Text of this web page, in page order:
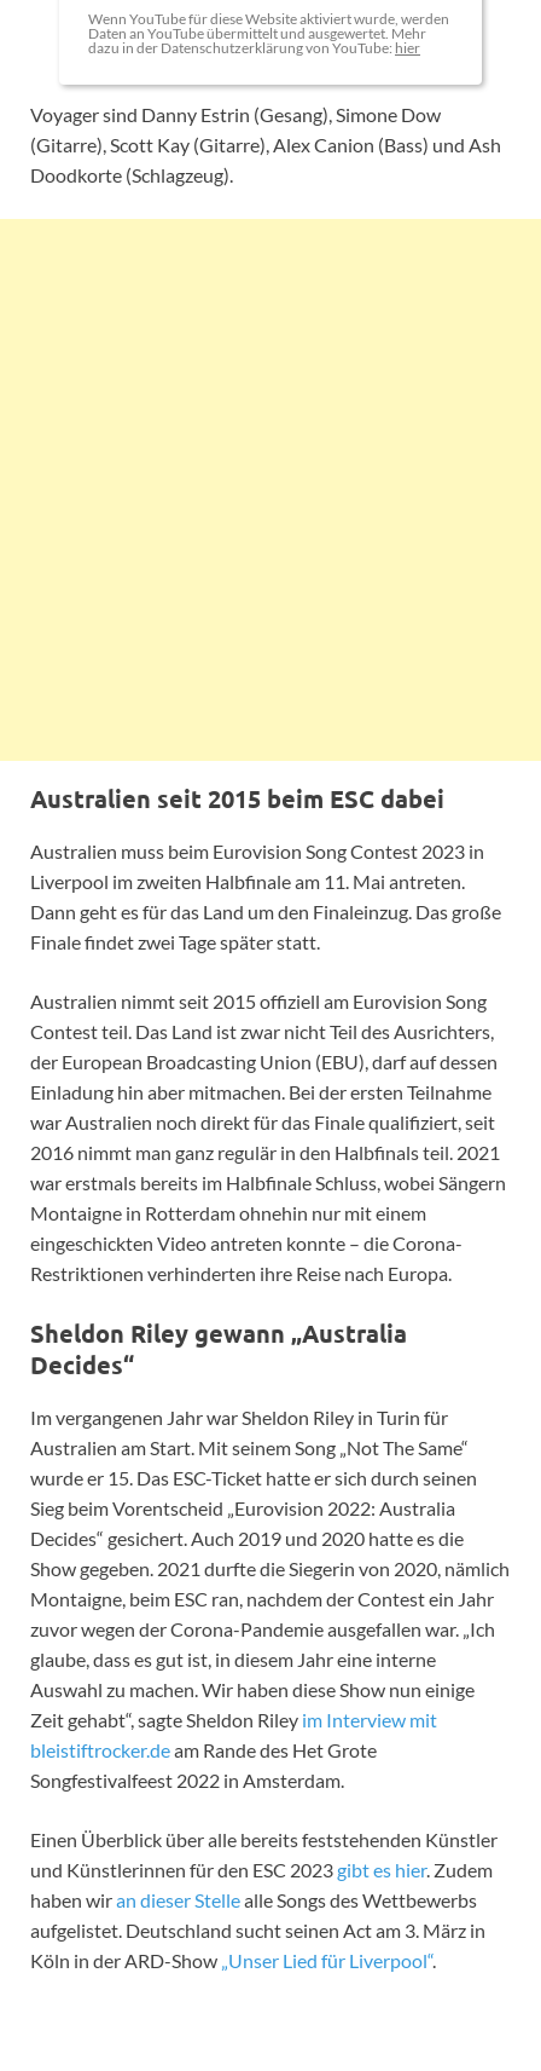
Wenn YouTube für diese Website aktiviert wurde, werden
Daten an YouTube übermittelt und ausgewertet. Mehr
dazu in der Datenschutzerklärung von YouTube: hier
Voyager sind Danny Estrin (Gesang), Simone Dow
(Gitarre), Scott Kay (Gitarre), Alex Canion (Bass) und Ash
Doodkorte (Schlagzeug).
Australien seit 2015 beim ESC dabei
Australien muss beim Eurovision Song Contest 2023 in
Liverpool im zweiten Halbfinale am 11. Mai antreten.
Dann geht es für das Land um den Finaleinzug. Das große
Finale findet zwei Tage später statt.
Australien nimmt seit 2015 offiziell am Eurovision Song
Contest teil. Das Land ist zwar nicht Teil des Ausrichters,
der European Broadcasting Union (EBU), darf auf dessen
Einladung hin aber mitmachen. Bei der ersten Teilnahme
war Australien noch direkt für das Finale qualifiziert, seit
2016 nimmt man ganz regulär in den Halbfinals teil. 2021
war erstmals bereits im Halbfinale Schluss, wobei Sängern
Montaigne in Rotterdam ohnehin nur mit einem
eingeschickten Video antreten konnte – die Corona-
Restriktionen verhinderten ihre Reise nach Europa.
Sheldon Riley gewann „Australia
Decides“
Im vergangenen Jahr war Sheldon Riley in Turin für
Australien am Start. Mit seinem Song „Not The Same“
wurde er 15. Das ESC-Ticket hatte er sich durch seinen
Sieg beim Vorentscheid „Eurovision 2022: Australia
Decides“ gesichert. Auch 2019 und 2020 hatte es die
Show gegeben. 2021 durfte die Siegerin von 2020, nämlich
Montaigne, beim ESC ran, nachdem der Contest ein Jahr
zuvor wegen der Corona-Pandemie ausgefallen war. „Ich
glaube, dass es gut ist, in diesem Jahr eine interne
Auswahl zu machen. Wir haben diese Show nun einige
Zeit gehabt“, sagte Sheldon Riley im Interview mit
bleistiftrocker.deam Rande des Het Grote
Songfestivalfeest 2022 in Amsterdam.
Einen Überblick über alle bereits feststehenden Künstler
und Künstlerinnen für den ESC 2023gibt es hier. Zudem
haben wiran dieser Stellealle Songs des Wettbewerbs
aufgelistet. Deutschland sucht seinen Act am 3. März in
Köln in der ARD-Show „Unser Lied für Liverpool“.